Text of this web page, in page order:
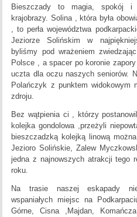
Bieszczady to magia, spokój
krajobrazy. Solina , która była
, to perła województwa
Jeziorze Solińskim w
byliśmy pod wrażeniem
Polsce , a spacer po koronie
uczta dla oczu naszych seniorów.
Polańczyk z punktem widokowym
zdroju.
Bez wątpienia ci , którzy
kolejka gondolowa ,przeżyli
bieszczadzką kolejką linową
Jezioro Solińskie, Zalew
jedna z najnowszych atrakcji tego
roku.
Na trasie naszej eskapady
wspaniałych miejsc na
Górne, Cisna ,Majdan,